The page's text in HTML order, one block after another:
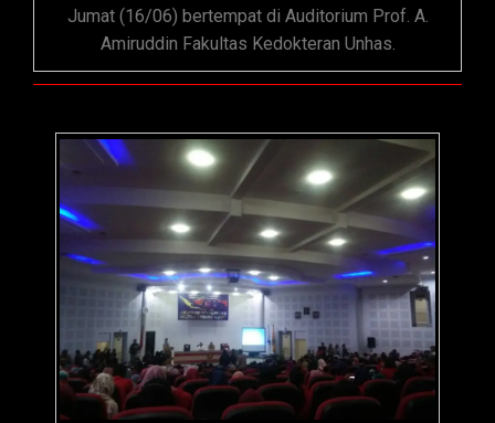
Jumat (16/06) bertempat di Auditorium Prof. A.
Amiruddin Fakultas Kedokteran Unhas.